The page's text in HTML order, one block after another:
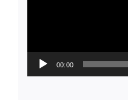
00:00